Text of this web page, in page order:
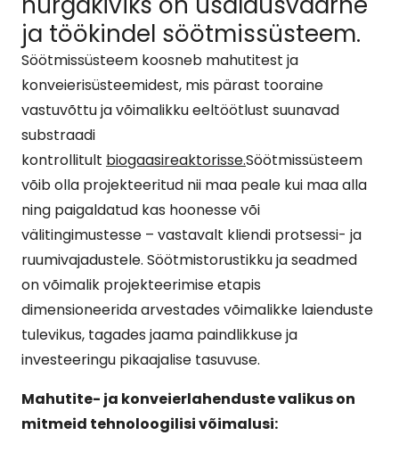
ja töökindel söötmissüsteem.
Söötmissüsteem koosneb mahutitest ja
konveierisüsteemidest, mis pärast tooraine
vastuvõttu ja võimalikku eeltöötlust suunavad
substraadi
kontrollitult biogaasireaktorisse.Söötmissüsteem
võib olla projekteeritud nii maa peale kui maa alla
ning paigaldatud kas hoonesse või
välitingimustesse – vastavalt kliendi protsessi- ja
ruumivajadustele. Söötmistorustikku ja seadmed
on võimalik projekteerimise etapis
dimensioneerida arvestades võimalikke laienduste
tulevikus, tagades jaama paindlikkuse ja
investeeringu pikaajalise tasuvuse.
Mahutite- ja konveierlahenduste valikus on
mitmeid tehnoloogilisi võimalusi: